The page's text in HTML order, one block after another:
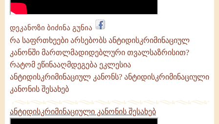
დეკანოზი ბიძინა გუნია
რა საფრთხეები არსებობს ანტიდისკრიმინაციულ
კანონში მართლმადიდებლური თვალსაზრისით?
რატომ ეწინააღმდეგება ეკლესია
ანტიდისკრიმინაციულ კანონს? ანტიდისკრიმინაციული
კანონის შესახებ
ანტიდისკრიმინაციული კანონის შესახებ